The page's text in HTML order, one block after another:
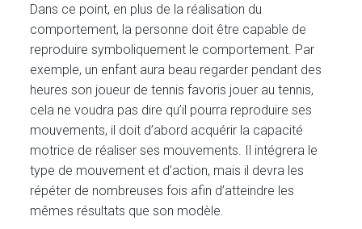
Dans ce point, en plus de la réalisation du
comportement, la personne doit être capable de
reproduire symboliquement le comportement. Par
exemple, un enfant aura beau regarder pendant des
heures son joueur de tennis favoris jouer au tennis,
cela ne voudra pas dire qu’il pourra reproduire ses
mouvements, il doit d’abord acquérir la capacité
motrice de réaliser ses mouvements. Il intégrera le
type de mouvement et d’action, mais il devra les
répéter de nombreuses fois afin d’atteindre les
mêmes résultats que son modèle.